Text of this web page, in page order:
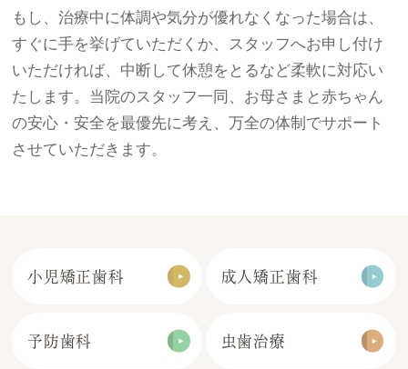
もし、治療中に体調や気分が優れなくなった場合は、
すぐに手を挙げていただくか、スタッフへお申し付け
いただければ、中断して休憩をとるなど柔軟に対応い
たします。当院のスタッフ一同、お母さまと赤ちゃん
の安心・安全を最優先に考え、万全の体制でサポート
させていただきます。
小児矯正歯科 成人矯正歯科
予防歯科 虫歯治療